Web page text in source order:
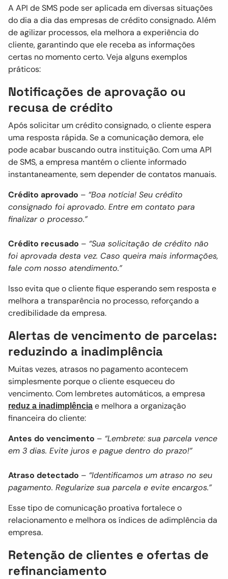
A API de SMS pode ser aplicada em diversas situações
do dia a dia das empresas de crédito consignado. Além
de agilizar processos, ela melhora a experiência do
cliente, garantindo que ele receba as informações
certas no momento certo. Veja alguns exemplos
práticos:
Notificações de aprovação ou
recusa de crédito
Após solicitar um crédito consignado, o cliente espera
uma resposta rápida. Se a comunicação demora, ele
pode acabar buscando outra instituição. Com uma API
de SMS, a empresa mantém o cliente informado
instantaneamente, sem depender de contatos manuais.
Crédito aprovado – “Boa notícia! Seu crédito
consignado foi aprovado. Entre em contato para
finalizar o processo.”
Crédito recusado – “Sua solicitação de crédito não
foi aprovada desta vez. Caso queira mais informações,
fale com nosso atendimento.”
Isso evita que o cliente fique esperando sem resposta e
melhora a transparência no processo, reforçando a
credibilidade da empresa.
Alertas de vencimento de parcelas:
reduzindo a inadimplência
Muitas vezes, atrasos no pagamento acontecem
simplesmente porque o cliente esqueceu do
vencimento. Com lembretes automáticos, a empresa
reduz a inadimplência e melhora a organização
financeira do cliente:
Antes do vencimento – “Lembrete: sua parcela vence
em 3 dias. Evite juros e pague dentro do prazo!”
Atraso detectado – “Identificamos um atraso no seu
pagamento. Regularize sua parcela e evite encargos.”
Esse tipo de comunicação proativa fortalece o
relacionamento e melhora os índices de adimplência da
empresa.
Retenção de clientes e ofertas de
refinanciamento